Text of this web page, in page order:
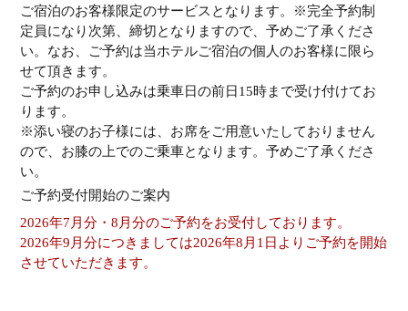
ご宿泊のお客様限定のサービスとなります。※完全予約制
定員になり次第、締切となりますので、予めご了承くださ
い。なお、ご予約は当ホテルご宿泊の個人のお客様に限ら
せて頂きます。
ご予約のお申し込みは乗車日の前日15時まで受け付けてお
ります。
※添い寝のお子様には、お席をご用意いたしておりません
ので、お膝の上でのご乗車となります。予めご了承くださ
い。
ご予約受付開始のご案内
2026年7月分・8月分のご予約をお受付しております。
2026年9月分につきましては2026年8月1日よりご予約を開始
させていただきます。